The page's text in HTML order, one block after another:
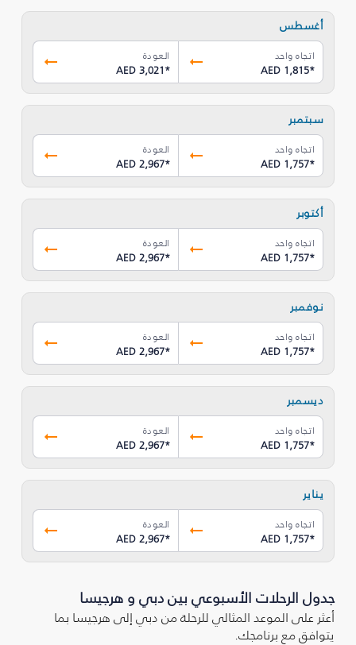
أغسطس
اتجاه واحد
AED 1,815*
العودة
AED 3,021*
سبتمبر
اتجاه واحد
AED 1,757*
العودة
AED 2,967*
أكتوبر
اتجاه واحد
AED 1,757*
العودة
AED 2,967*
نوفمبر
اتجاه واحد
AED 1,757*
العودة
AED 2,967*
ديسمبر
اتجاه واحد
AED 1,757*
العودة
AED 2,967*
يناير
اتجاه واحد
AED 1,757*
العودة
AED 2,967*
جدول الرحلات الأسبوعي بين دبي و هرجيسا
أعثر على الموعد المثالي للرحلة من دبي إلى هرجيسا بما
يتوافق مع برنامجك.